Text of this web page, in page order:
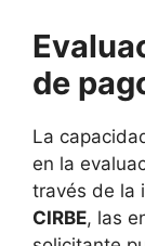
de
La
en la
través de la
CIRBE, las